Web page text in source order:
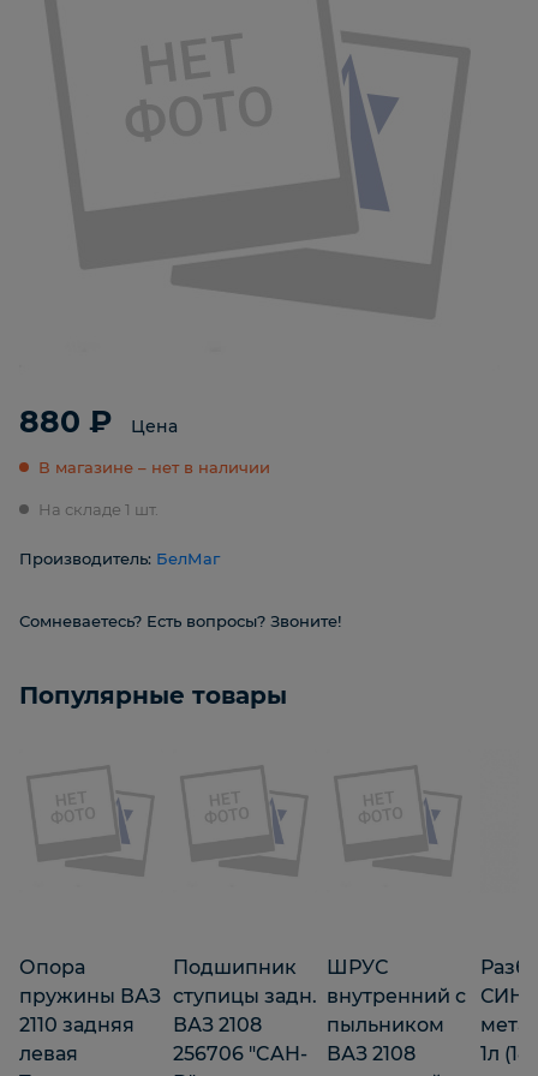
880 ₽ Цена
В магазине – нет в наличии
На складе 1 шт.
Производитель: БелМаг
Сомневаетесь? Есть вопросы? Звоните!
Популярные товары
Опора
пружины ВАЗ
2110 задняя
левая
Подшипник
ступицы задн.
ВАЗ 2108
256706 "CAH-
ШРУС
внутренний с
пыльником
ВАЗ 2108
1л (18)